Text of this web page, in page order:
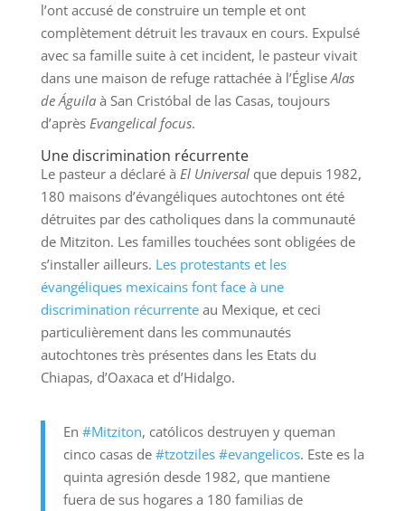
l’ont accusé de construire un temple et ont
complètement détruit les travaux en cours. Expulsé
avec sa famille suite à cet incident, le pasteur vivait
dans une maison de refuge rattachée à l’ÉgliseAlas
de Águila à San Cristóbal de las Casas, toujours
d’après Evangelical focus.
Une discrimination récurrente
Le pasteur a déclaré à El Universalque depuis 1982,
180 maisons d’évangéliques autochtones ont été
détruites par des catholiques dans la communauté
de Mitziton. Les familles touchées sont obligées de
s’installer ailleurs. Les protestants et les
évangéliques mexicains font face à une
discrimination récurrenteau Mexique, et ceci
particulièrement dans les communautés
autochtones très présentes dans les Etats du
Chiapas, d’Oaxaca et d’Hidalgo.
En #Mitziton, católicos destruyen y queman
cinco casas de #tzotziles #evangelicos. Este es la
quinta agresión desde 1982, que mantiene
fuera de sus hogares a 180 familias de